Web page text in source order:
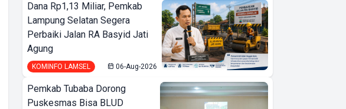
Dana Rp1,13 Miliar, Pemkab
Lampung Selatan Segera
Perbaiki Jalan RA Basyid Jati
Agung
KOMINFO LAMSEL 06-Aug-2026
Pemkab Tubaba Dorong
Puskesmas Bisa BLUD